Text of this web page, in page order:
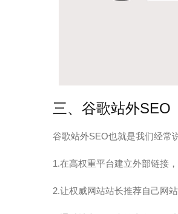
三、谷歌站外SEO
谷歌站外SEO也就是我们经常
1.在高权重平台建立外部链接
2.让权威网站站长推荐自己网